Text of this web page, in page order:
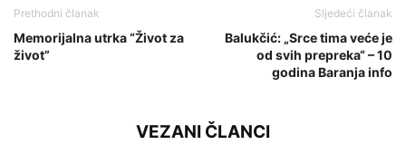
Prethodni članak
Memorijalna utrka “Život za
život”
Sljedeći članak
Balukčić: „Srce tima veće je
od svih prepreka“ – 10
godina Baranja info
VEZANI ČLANCI